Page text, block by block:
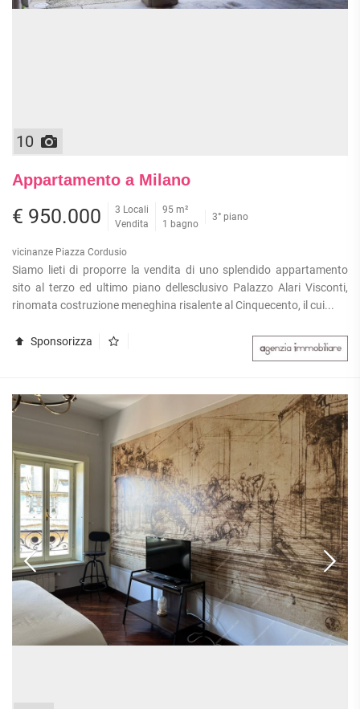
10
Appartamento a Milano
€ 950.000
3 Locali
Vendita
95 m²
1 bagno
3° piano
vicinanze Piazza Cordusio
Siamo lieti di proporre la vendita di uno splendido appartamento
sito al terzo ed ultimo piano dellesclusivo Palazzo Alari Visconti,
rinomata costruzione meneghina risalente al Cinquecento, il cui...
Sponsorizza